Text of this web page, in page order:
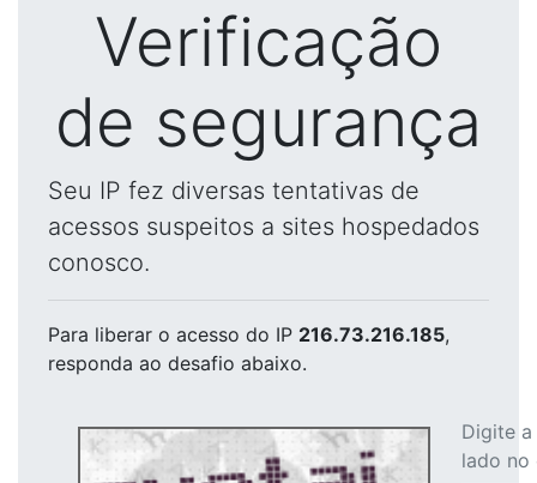
Verificação
de segurança
Seu IP fez diversas tentativas de
acessos suspeitos a sites hospedados
conosco.
Para liberar o acesso do IP 216.73.216.185,
responda ao desafio abaixo.
Digite
lado no